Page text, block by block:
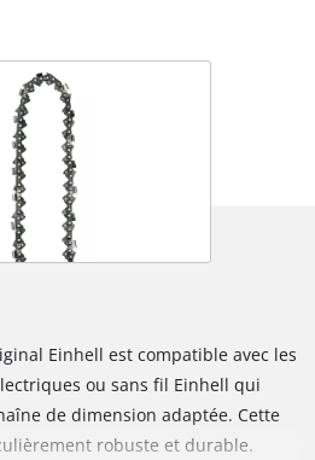
Einhell est compatible avec les
ou sans fil Einhell qui
de dimension adaptée. Cette
robuste et durable.